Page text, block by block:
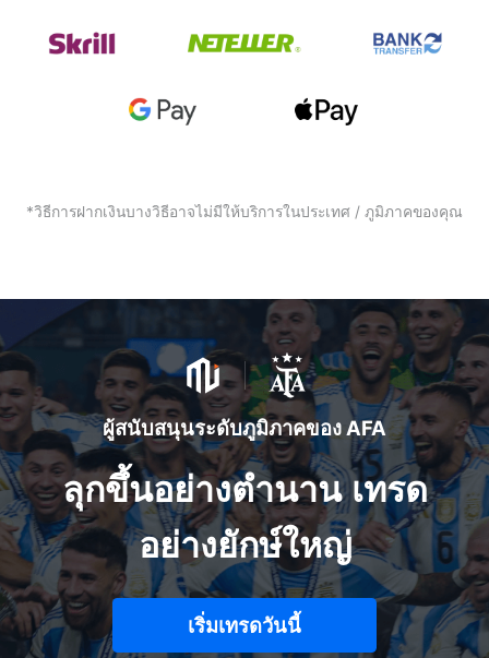
*วิธีการฝากเงินบางวิธีอาจไม่มีให้บริการในประเทศ / ภูมิภาคของคุณ
ผู้สนับสนุนระดับภูมิภาคของ AFA
ลุกขึ้นอย่างตำนาน เทรด
อย่างยักษ์ใหญ่
เริ่มเทรดวันนี้